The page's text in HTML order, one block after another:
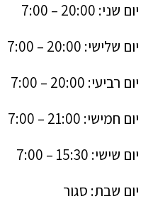
יום שני: 20:00 – 7:00
יום שלישי: 20:00 – 7:00
יום רביעי: 20:00 – 7:00
יום חמישי: 21:00 – 7:00
יום שישי: 15:30 – 7:00
יום שבת: סגור